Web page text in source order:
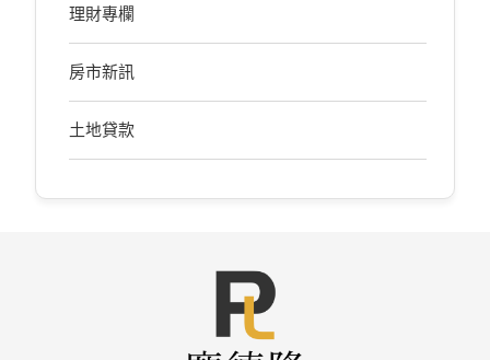
理財專欄
房市新訊
土地貸款